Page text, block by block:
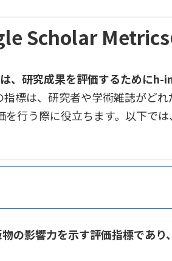
ルージョンガイドラインに準拠し
アリングおよびコンピュータ
出版物の基準
との比較
インパクトファクターとの比較
Scholar
、研究成果を評価するために
指標は、研究者や学術雑誌がど
行う際に役立ちます。以下で
の影響力を示す評価指標であ